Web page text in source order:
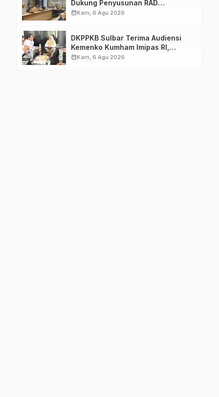
Dukung Penyusunan RAD
TPB/SDGs Sulawesi Barat
calendar_monthKam, 6 Agu 2026
DKPPKB Sulbar Terima Audiensi
Kemenko Kumham Imipas RI,
Perkuat Pelayanan Kesehatan bagi
calendar_monthKam, 6 Agu 2026